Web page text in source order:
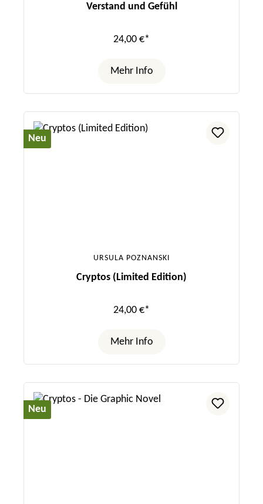
Verstand und Gefühl
24,00 €*
Mehr Info
Neu
URSULA POZNANSKI
Cryptos (Limited Edition)
24,00 €*
Mehr Info
Neu